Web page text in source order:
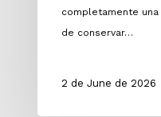
completamente
de conservar…
2 de June de 2026